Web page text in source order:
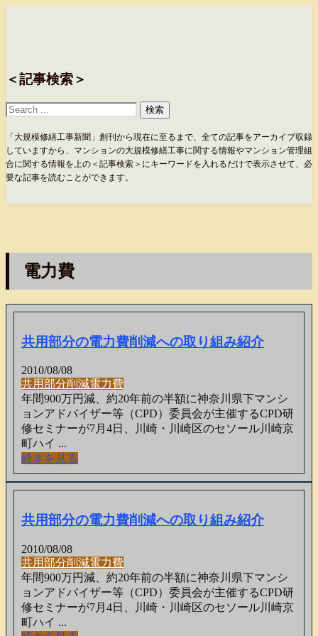
＜記事検索＞
「大規模修繕工事新聞」創刊から現在に至るまで、全ての記事をアーカイブ収録
していますから、マンションの大規模修繕工事に関する情報やマンション管理組
合に関する情報を上の＜記事検索＞にキーワードを入れるだけで表示させて、必
要な記事を読むことができます。
電力費
共用部分の電力費削減への取り組み紹介
2010/08/08
共用部分削減電力費
年間900万円減、約20年前の半額に神奈川県下マンシ
ョンアドバイザー等（CPD）委員会が主催するCPD研
修セミナーが7月4日、川崎・川崎区のセソール川崎京
町ハイ ...
続きを見る
共用部分の電力費削減への取り組み紹介
2010/08/08
共用部分削減電力費
年間900万円減、約20年前の半額に神奈川県下マンシ
ョンアドバイザー等（CPD）委員会が主催するCPD研
修セミナーが7月4日、川崎・川崎区のセソール川崎京
町ハイ ...